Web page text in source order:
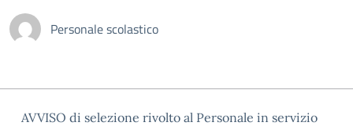
Personale scolastico
AVVISO di selezione rivolto al Personale in servizio